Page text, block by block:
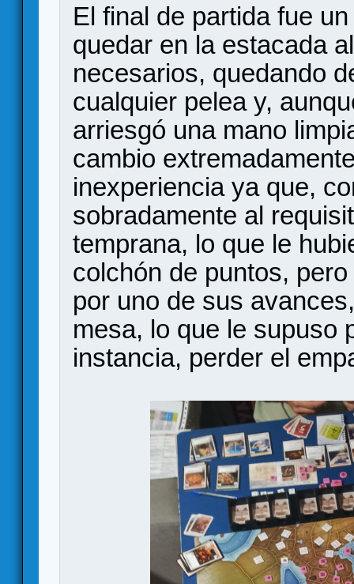
El final de partida fue
quedar en la estacada
necesarios, quedando
cualquier pelea y,
arriesgó una mano
cambio
inexperiencia ya que,
sobradamente al
temprana, lo que le
colchón de puntos,
por uno de sus
mesa, lo que le supuso
instancia, perder el